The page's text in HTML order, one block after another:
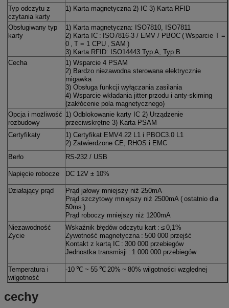
Typ odczytu z
czytania karty
1) Karta magnetyczna 2) IC 3) Karta RFID
Obsługiwany typ
karty
1) Karta magnetyczna: ISO7810, ISO7811
2) Karta IC : ISO7816-3 / EMV / PBOC ( Wsparcie T =
0
T = 1 CPU SAM )
3) Karta RFID: ISO14443 Typ A, Typ B
Cecha
1) Wsparcie 4 PSAM
2) Bardzo niezawodna sterowana elektrycznie
migawka
3) Obsługa funkcji wyłączania zasilania
4) Wsparcie wkładania jitter przodu i anty-skiming
(zakłócenie pola magnetycznego)
Opcja i możliwość
rozbudowy
1) Odblokowanie karty IC 2) Urządzenie
przeciwskrętne 3) Karta PSAM
Certyfikaty
1) Certyfikat EMV4.22 L1 i PBOC3.0 L1
2) Zatwierdzone CE, RHOS i EMC
Berło
RS-232 / USB
Napięcie robocze DC 12V ± 10%
Działający prąd
Prąd jałowy mniejszy niż 250mA
Prąd szczytowy mniejszy niż 2500mA ( ostatnio dla
50ms )
Prąd roboczy mniejszy niż 1200mA
Niezawodność
Życie
Wskaźnik błędów odczytu kart : ≤ 0,1%
Żywotność magnetyczna : 500 000 przejść
Kontakt z kartą IC : 300 000 przebiegów
Jednostka transmisji : 1 000 000 przebiegów
Temperatura i
wilgotność
-10 ℃ ~ 55 ℃ 20% ~ 80% wilgotności względnej
cechy